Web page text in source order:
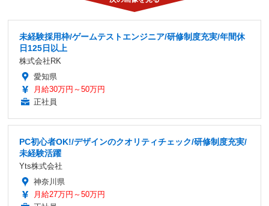
未経験採用枠/ゲームテストエンジニア/研修制度充実/年間休
日125日以上
株式会社RK
愛知県
月給30万円～50万円
正社員
PC初心者OK!/デザインのクオリティチェック/研修制度充実/
未経験活躍
Yts株式会社
神奈川県
月給27万円～50万円